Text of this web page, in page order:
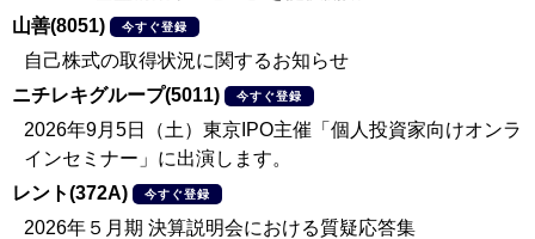
山善(8051)
今すぐ登録
自己株式の取得状況に関するお知らせ
ニチレキグループ(5011)
今すぐ登録
2026年9月5日（土）東京IPO主催「個人投資家向けオンラ
インセミナー」に出演します。
レント(372A)
今すぐ登録
2026年５月期 決算説明会における質疑応答集